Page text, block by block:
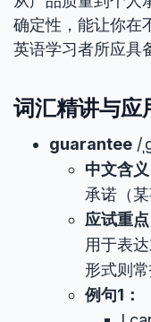
确定性，能让你在
英语学习者所应具
词汇精讲与应
guarantee /
中文含义
承诺（某
应试重点
用于表
形式则常
例句1：